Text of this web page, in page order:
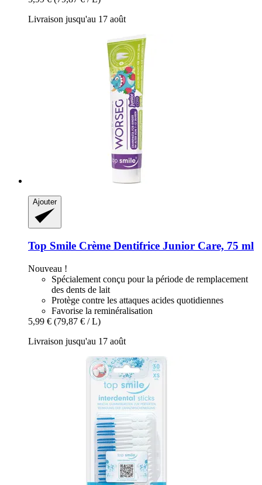
Livraison jusqu'au 17 août
Ajouter
Top Smile Crème Dentifrice Junior Care, 75 ml
Nouveau !
Spécialement conçu pour la période de remplacement
des dents de lait
Protège contre les attaques acides quotidiennes
Favorise la reminéralisation
5,99 € (79,87 € / L)
Livraison jusqu'au 17 août